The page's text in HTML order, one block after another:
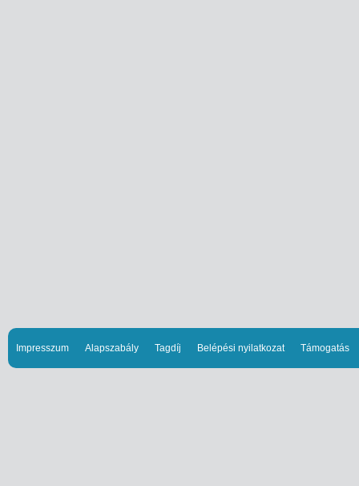
Impresszum Alapszabály Tagdíj Belépési nyilatkozat Támogatás